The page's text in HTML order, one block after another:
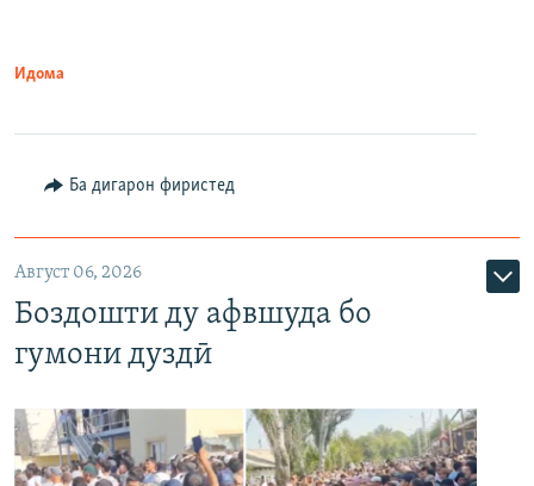
Идома
Ба дигарон фиристед
Август 06, 2026
Боздошти ду афвшуда бо
гумони дуздӣ